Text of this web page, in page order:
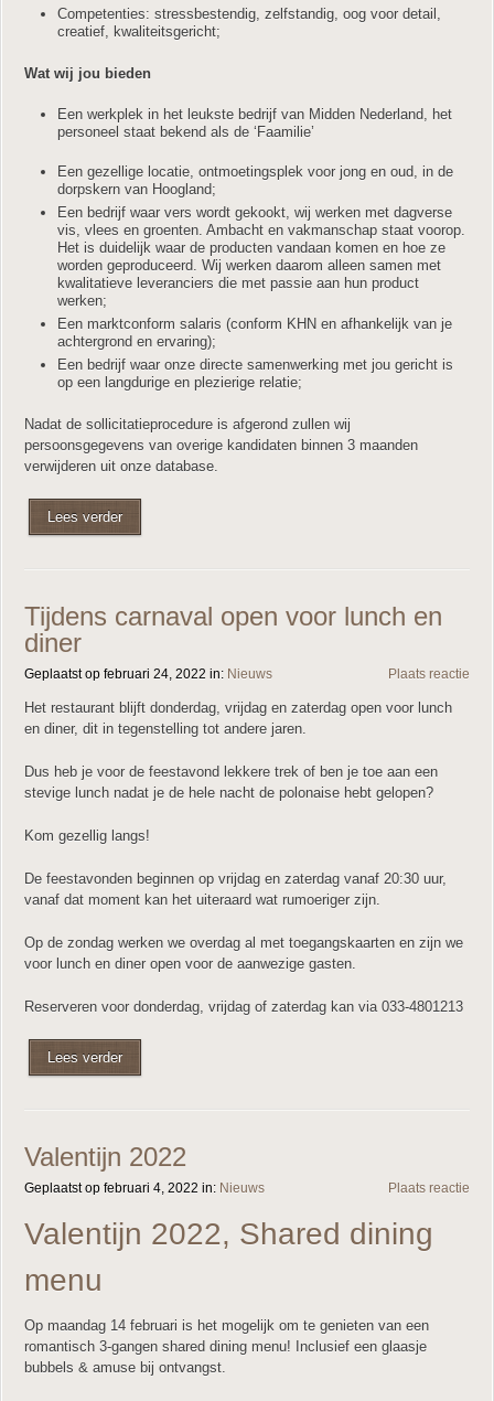
Competenties: stressbestendig, zelfstandig, oog voor detail,
creatief, kwaliteitsgericht;
Wat wij jou bieden
Een werkplek in het leukste bedrijf van Midden Nederland, het
personeel staat bekend als de ‘Faamilie’
Een gezellige locatie, ontmoetingsplek voor jong en oud, in de
dorpskern van Hoogland;
Een bedrijf waar vers wordt gekookt, wij werken met dagverse
vis, vlees en groenten. Ambacht en vakmanschap staat voorop.
Het is duidelijk waar de producten vandaan komen en hoe ze
worden geproduceerd. Wij werken daarom alleen samen met
kwalitatieve leveranciers die met passie aan hun product
werken;
Een marktconform salaris (conform KHN en afhankelijk van je
achtergrond en ervaring);
Een bedrijf waar onze directe samenwerking met jou gericht is
op een langdurige en plezierige relatie;
Nadat de sollicitatieprocedure is afgerond zullen wij
persoonsgegevens van overige kandidaten binnen 3 maanden
verwijderen uit onze database.
Lees verder
Tijdens carnaval open voor lunch en
diner
Geplaatst op februari 24, 2022 in: Nieuws Plaats reactie
Het restaurant blijft donderdag, vrijdag en zaterdag open voor lunch
en diner, dit in tegenstelling tot andere jaren.
Dus heb je voor de feestavond lekkere trek of ben je toe aan een
stevige lunch nadat je de hele nacht de polonaise hebt gelopen?
Kom gezellig langs!
De feestavonden beginnen op vrijdag en zaterdag vanaf 20:30 uur,
vanaf dat moment kan het uiteraard wat rumoeriger zijn.
Op de zondag werken we overdag al met toegangskaarten en zijn we
voor lunch en diner open voor de aanwezige gasten.
Reserveren voor donderdag, vrijdag of zaterdag kan via 033-4801213
Lees verder
Valentijn 2022
Geplaatst op februari 4, 2022 in: Nieuws Plaats reactie
Valentijn 2022, Shared dining
menu
Op maandag 14 februari is het mogelijk om te genieten van een
romantisch 3-gangen shared dining menu! Inclusief een glaasje
bubbels & amuse bij ontvangst.